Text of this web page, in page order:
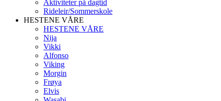
Aktiviteter på dagtid
Rideleir/Sommerskole
HESTENE VÅRE
HESTENE VÅRE
Nija
Vikki
Alfonso
Viking
Morgin
Frøya
Elvis